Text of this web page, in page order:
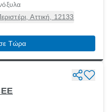
Αττική, 12133
Τώρα